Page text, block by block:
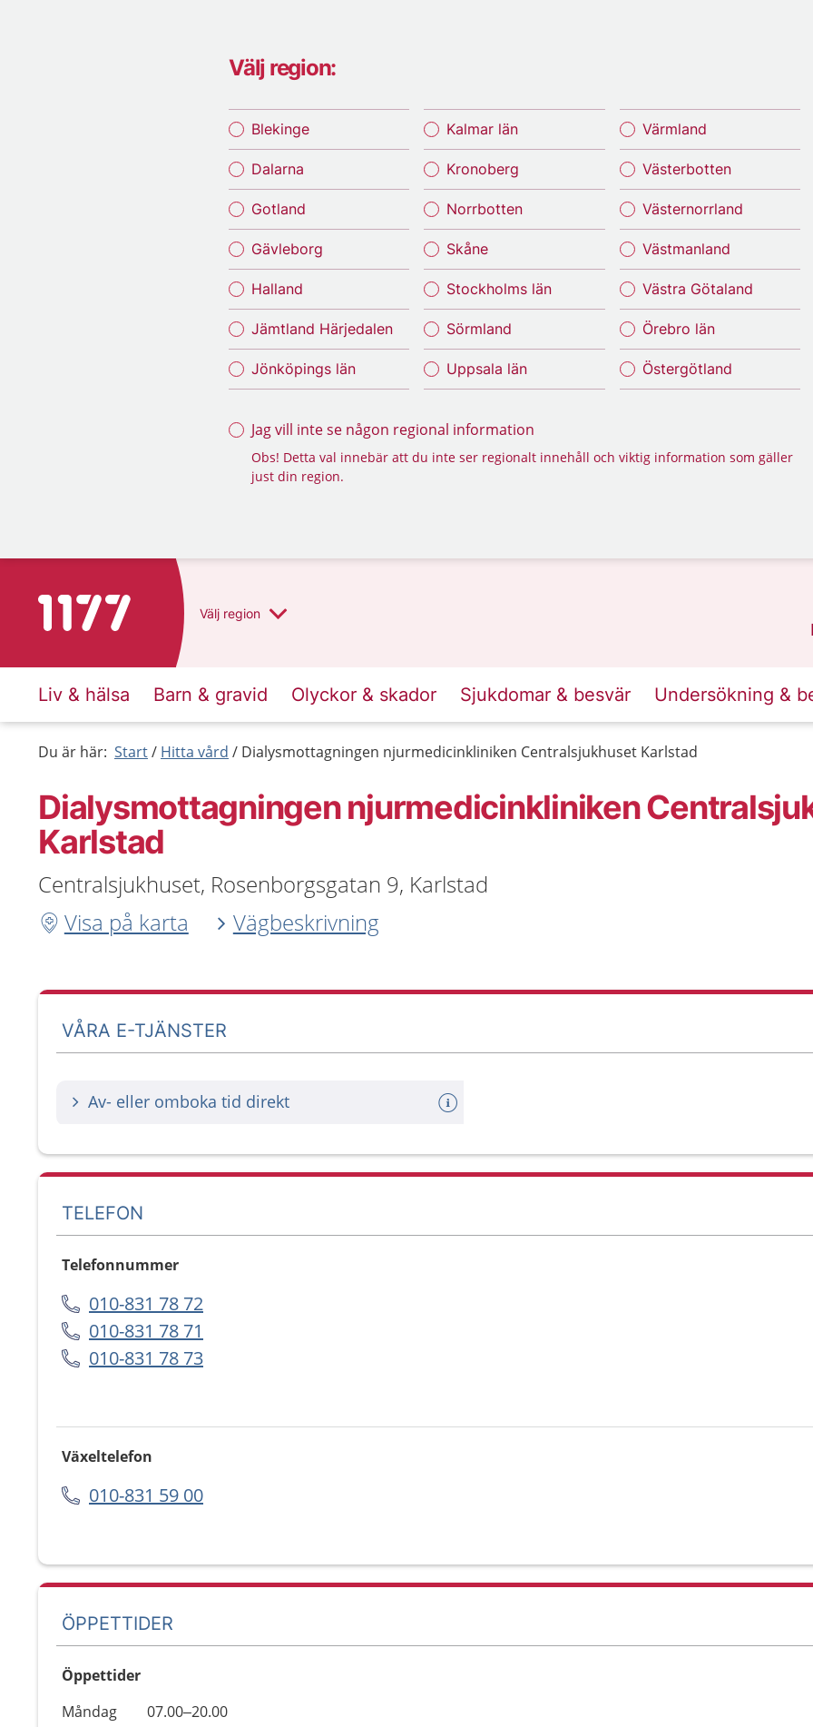
Välj region:
Blekinge
Dalarna
Gotland
Gävleborg
Halland
Jämtland Härjedalen
Jönköpings län
Kalmar län
Kronoberg
Norrbotten
Skåne
Stockholms län
Sörmland
Uppsala län
Värmland
Västerbotten
Västernorrland
Västmanland
Västra Götaland
Örebro län
Östergötland
Jag vill inte se någon regional information
Obs! Detta val innebär att du inte ser regionalt innehåll och viktig information som gäller
just din region.
Till startsidan för 1177 Välj region
Liv & hälsa Barn & gravid Olyckor & skador Sjukdomar & besvär Undersökning &
Du är här: Start Hitta vård Dialysmottagningen njurmedicinkliniken Centralsjukhuset Karlstad
Dialysmottagningen njurmedicinkliniken
Karlstad
Centralsjukhuset, Rosenborgsgatan 9, Karlstad
Visa på karta
Vägbeskrivning
VÅRA E-TJÄNSTER
Av- eller omboka tid direkt
TELEFON
Telefonnummer
010-831 78 72
010-831 78 71
010-831 78 73
Växeltelefon
010-831 59 00
ÖPPETTIDER
Öppettider
Dag
Öppettider
Kommentarer
Måndag
07.00–20.00